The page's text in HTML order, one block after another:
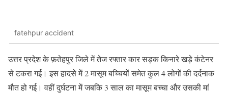
fatehpur accident
उत्तर प्रदेश के फ़तेहपुर जिले में तेज रफ्तार कार सड़क किनारे खड़े कंटेनर
से टकरा गई। इस हादसे में 2 मासूम बच्चियों समेत कुल 4 लोगों की दर्दनाक
मौत हो गई। वहीं दुर्घटना में जबकि 3 साल का मासूम बच्चा और उसकी मां